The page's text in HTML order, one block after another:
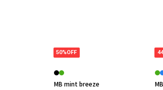
50%OFF
MB mint breeze